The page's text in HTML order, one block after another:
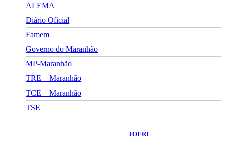
ALEMA
Diário Oficial
Famem
Governo do Maranhão
MP-Maranhão
TRE – Maranhão
TCE – Maranhão
TSE
JOERI